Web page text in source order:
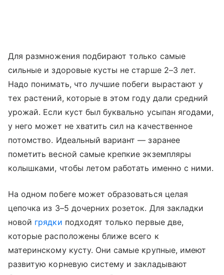
Для размножения подбирают только самые
сильные и здоровые кусты не старше 2–3 лет.
Надо понимать, что лучшие побеги вырастают у
тех растений, которые в этом году дали средний
урожай. Если куст был буквально усыпан ягодами,
у него может не хватить сил на качественное
потомство. Идеальный вариант — заранее
пометить весной самые крепкие экземпляры
колышками, чтобы летом работать именно с ними.
На одном побеге может образоваться целая
цепочка из 3–5 дочерних розеток. Для закладки
новой грядки подходят только первые две,
которые расположены ближе всего к
материнскому кусту. Они самые крупные, имеют
развитую корневую систему и закладывают